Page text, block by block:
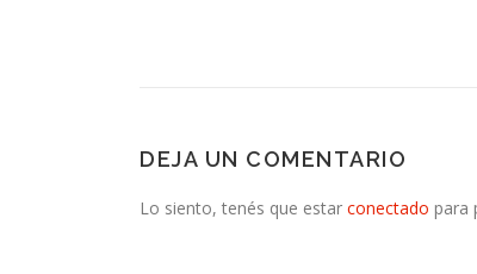
DEJA UN COMENTARIO
Lo siento, tenés que estar conectado para